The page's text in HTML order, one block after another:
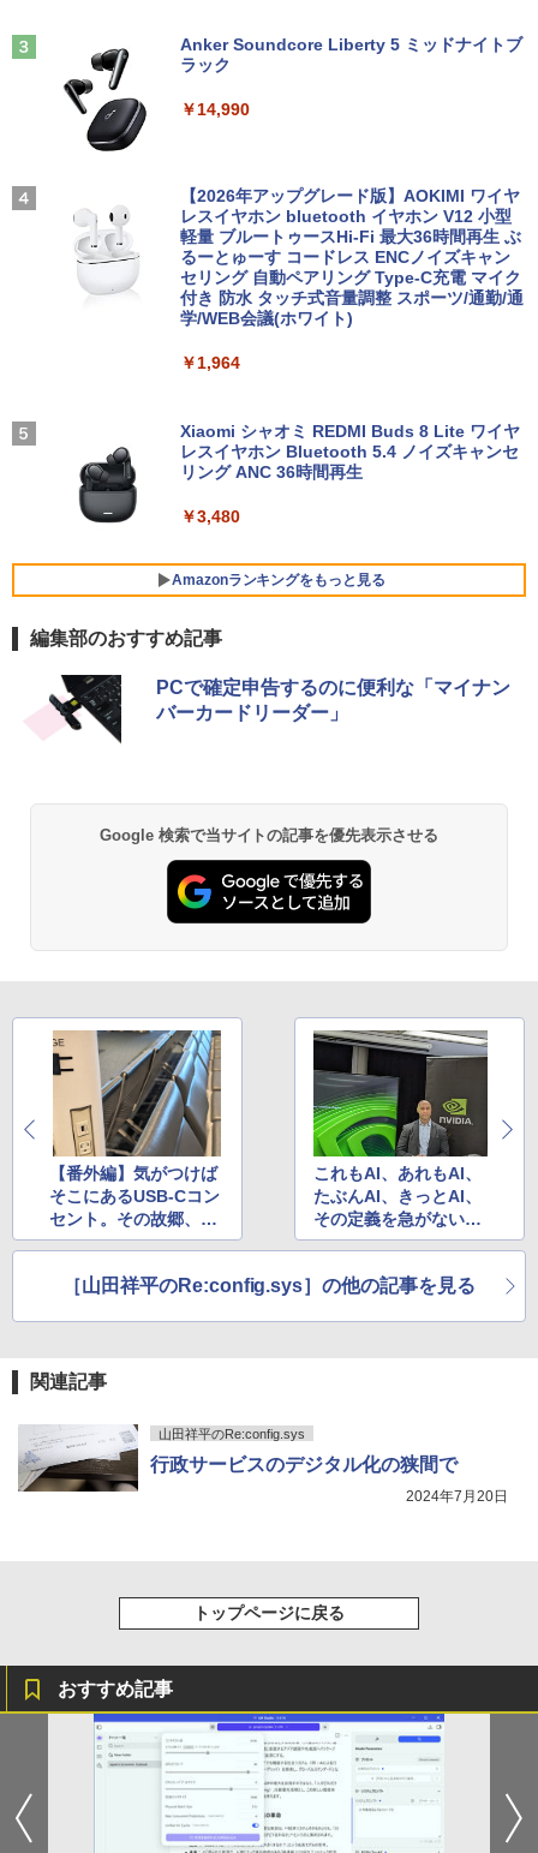
【★最大100%ポイント】【新生活応援・
GB/1TB/Wi-fi/Bluetooth/13.3型/HDMI/U
SB-C/USB3.1/パソコン 中古PC 中古ノー
トパソコン Windows11
￥25,800
ノートパソコン 新品 14型 Office付き Wi
定済 軽量 薄型 14インチ 学習用 PC 子ど
も 11世代 インテル 1年保証 在宅勤務 テ
レワーク ギフト 楽天1位 送料無料
￥29,800
5
【期間限定破格金額！】新生活 新古品 W
付き 初心者向けノートPC 初期設定済 1
メモリ4GB～ 高速SSD1TB 最大 フルHD
Webカメラ zoom 軽量薄型 無線 型番更
新で在庫処分
￥49,800
c OS X 中古 アウトレット 返品 送料無料
中古デスクトップパソコン 中古パソコン
デスクトップパソコン デスクトップ PC
￥55,000
【ポイント10倍】美品 HP 400 G6 SF 9
き デスクトップパソコン 中古パソコン P
C Windows11 pro Win11 3画面対応 PC
800 600 G5 G4 モニタ セット オフィス
11a
5
【エントリーでポイント100％還元チャ
en 5 3500U DDR4 16GB 512GB/256GB/
1T SSD】4C/8T 3.7GHz 64GB 16T拡張
Windows11 Pro 8K/4K 3画面出力 LAN *
￥61,999
e Care [ 21.45型 / フルHD(1920×1080) /
【期間限定5%OFFクーポン 8/12 10時ま
で】 モニター 23.8インチ 144Hz FHD p
cモニター フリッカーレス FullHD ブル
ーライトカット ノングレア ディスプレイ
c ブラック MAXZEN MJM24IC01 MJM2
￥10,980
アイ・オー・データ機器 ワイド液晶ディ
￥12,370
【送料無料】HUNTER×HUNTER 1-39巻
2027 青山学院中等部・直前対策合格セッ
ト問題集(5冊) 中学受験 過去問の傾向と
対策 / 参考書 自宅学習 送料無料 / 受験専
門サクセス
￥19,250
【全巻】 シャングリラ・フロンティア ～
クソゲーハンター、神ゲーに挑まんとす
～ 1-27巻セット （KCデラックス） [ 硬
Anker Soundcore Liberty 5 ミッドナイトブ
ラック
￥14,990
【2026年アップグレード版】AOKIMI ワイヤ
レスイヤホン bluetooth イヤホン V12 小型
軽量 ブルートゥースHi-Fi 最大36時間再生 ぶ
るーとゅーす コードレス ENCノイズキャン
セリング 自動ペアリング Type-C充電 マイク
付き 防水 タッチ式音量調整 スポーツ/通勤/通
学/WEB会議(ホワイト)
￥1,964
Xiaomi シャオミ REDMI Buds 8 Lite ワイヤ
レスイヤホン Bluetooth 5.4 ノイズキャンセ
リング ANC 36時間再生
￥3,480
Amazonランキングをもっと見る
BRUCE WAYNE feat. Flo Milli, ATL Jacob
[Explicit]
BRUCE WAYNE feat. Flo Milli, ATL Jacob
[Explicit]
￥250
￥250
On My Road (Stadium ver.)
￥250
BUGS LIFE
￥250
by Amazon 天然水 ラベルレス 500ml ×24本
富士山の天然水 バナジウム含有 水 ミネラル
ウォーター ペットボトル 静岡県産 500ミリリ
ET ラベルレス ×8本
￥1,117
by Amazon 炭酸水 ラベルレス 500ml ×24本
強炭酸水 ペットボトル 500ミリリットル (Sm
art Basic)
￥1,625
みきった日本の水 2L 8本 ラベルレス [ ケース
薬屋のひとりごと 17巻 (デジタル版ビッグガ
ンガンコミックス)
異世界居酒屋「のぶ」(22) (角川コミックス・
エース)
￥832
￥594
HUNTER×HUNTER モノクロ版 39 (ジャンプ
コミックスDIGITAL)
￥572
スーパーの裏でヤニ吸うふたり 9巻 (デジタル
編集部のおすすめ記事
PCで確定申告するのに便利な「マイナン
バーカードリーダー」
Google 検索で当サイトの記事を優先表示させる
【番外編】気がつけば
そこにあるUSB-Cコン
セント。その故郷、パ
ナソニック津工場を訪
これもAI、あれもAI、
たぶんAI、きっとAI、
その定義を急がない
と、きっと面倒くさい
［山田祥平のRe:config.sys］の他の記事を見る
関連記事
山田祥平のRe:config.sys
行政サービスのデジタル化の狭間で
2024年7月20日
トップページに戻る
おすすめ記事